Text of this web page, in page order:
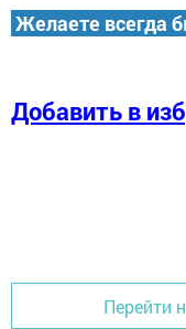
Желаете всегда
Добавить в
Перейти